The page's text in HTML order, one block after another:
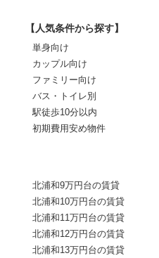
【人気条件から探す】
単身向け
カップル向け
ファミリー向け
バス・トイレ別
駅徒歩10分以内
初期費用安め物件
北浦和9万円台の賃貸
北浦和10万円台の賃貸
北浦和11万円台の賃貸
北浦和12万円台の賃貸
北浦和13万円台の賃貸